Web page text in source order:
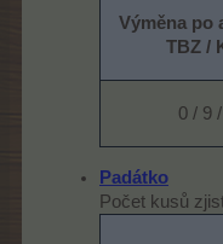
Výměna po
TBZ /
0 / 9
Padátko
Počet kusů